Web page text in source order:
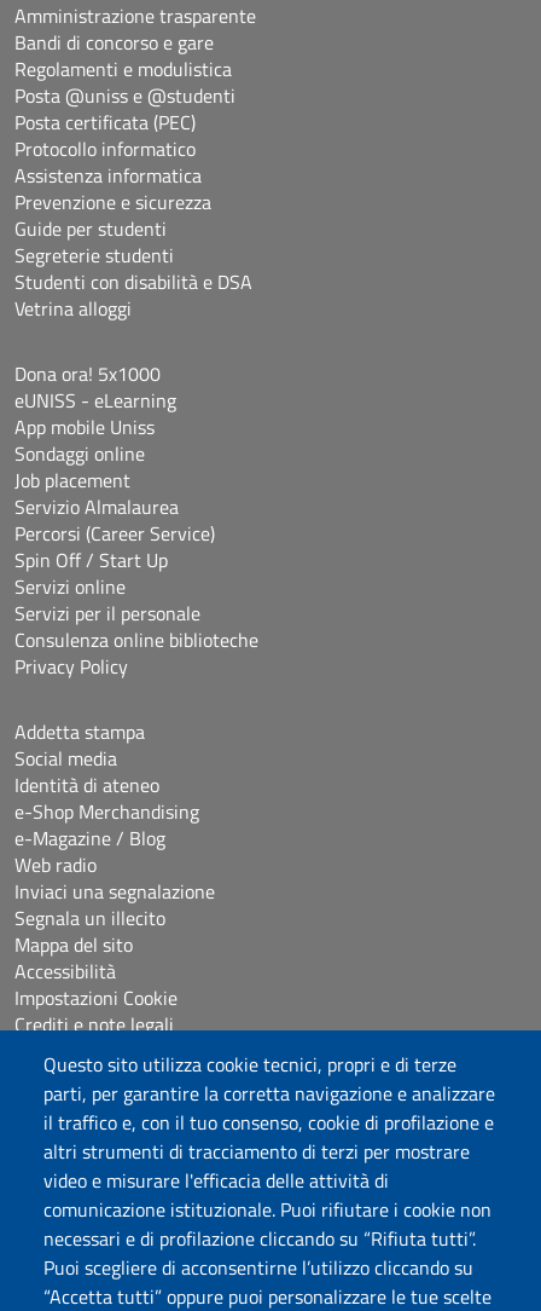
Questo sito utilizza cookie tecnici, propri e di terze
parti, per garantire la corretta navigazione e analizzare
il traffico e, con il tuo consenso, cookie di profilazione e
altri strumenti di tracciamento di terzi per mostrare
video e misurare l'efficacia delle attività di
comunicazione istituzionale. Puoi rifiutare i cookie non
necessari e di profilazione cliccando su “Rifiuta tutti”.
Puoi scegliere di acconsentirne l’utilizzo cliccando su
“Accetta tutti” oppure puoi personalizzare le tue scelte
Università degli Studi di Sassari
Piazza Università 21, Sassari
Tel.: 800 882994 (Orientamento studenti)
RETTORE:rettore@uniss.it
Amministrazione trasparente
Bandi di concorso e gare
Regolamenti e modulistica
Posta @uniss e @studenti
Posta certificata (PEC)
Protocollo informatico
Assistenza informatica
Prevenzione e sicurezza
Guide per studenti
Segreterie studenti
Studenti con disabilità e DSA
Vetrina alloggi
Dona ora! 5x1000
eUNISS - eLearning
App mobile Uniss
Sondaggi online
Job placement
Servizio Almalaurea
Percorsi (Career Service)
Spin Off / Start Up
Servizi online
Servizi per il personale
Consulenza online biblioteche
Privacy Policy
Addetta stampa
Social media
Identità di ateneo
e-Shop Merchandising
e-Magazine / Blog
Web radio
Inviaci una segnalazione
Segnala un illecito
Mappa del sito
Accessibilità
Impostazioni Cookie
Crediti e note legali
Seguici su
Chatta con noi